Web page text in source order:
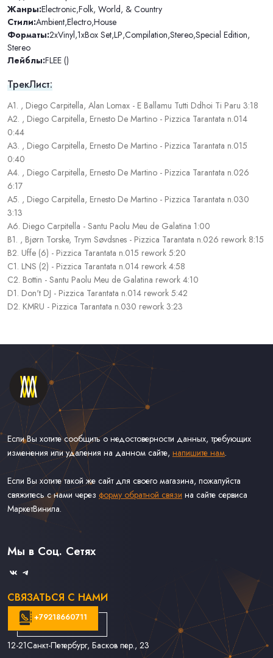
Жанры:Electronic,Folk, World, & Country
Стили:Ambient,Electro,House
Форматы:2xVinyl,1xBox Set,LP,Compilation,Stereo,Special Edition,
Stereo
Лейблы:FLEE ()
ТрекЛист:
A1. , Diego Carpitella, Alan Lomax - E Ballamu Tutti Ddhoi Ti Paru 3:18
A2. , Diego Carpitella, Ernesto De Martino - Pizzica Tarantata n.014
0:44
A3. , Diego Carpitella, Ernesto De Martino - Pizzica Tarantata n.015
0:40
A4. , Diego Carpitella, Ernesto De Martino - Pizzica Tarantata n.026
6:17
A5. , Diego Carpitella, Ernesto De Martino - Pizzica Tarantata n.030
3:13
A6. Diego Carpitella - Santu Paolu Meu de Galatina 1:00
B1. , Bjørn Torske, Trym Søvdsnes - Pizzica Tarantata n.026 rework 8:15
B2. Uffe (6) - Pizzica Tarantata n.015 rework 5:20
C1. LNS (2) - Pizzica Tarantata n.014 rework 4:58
C2. Bottin - Santu Paolu Meu de Galatina rework 4:10
D1. Don't DJ - Pizzica Tarantata n.014 rework 5:42
D2. KMRU - Pizzica Tarantata n.030 rework 3:23
Если Вы хотите сообщить о недостоверности данных, требующих
изменения или удаления на данном сайте, напишите нам.
Если Вы хотите такой же сайт для своего магазина, пожалуйста
свяжитесь с нами через форму обратной связи на сайте сервиса
МаркетВинила.
Каталог Винила, CD и Кассет
Доставка и Оплата
Связаться С Нами
Мы в Соц. Сетях
СВЯЗАТЬСЯ С НАМИ
+79218660711
12-21Санкт-Петербург, Басков пер., 23